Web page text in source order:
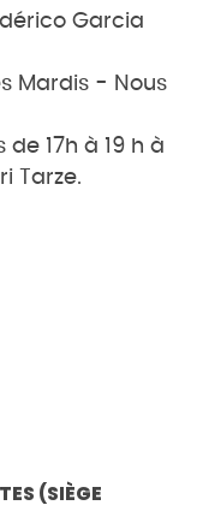
Garcia
Mardis - Nous
17h à 19 h à
Tarze.
(SIÈGE